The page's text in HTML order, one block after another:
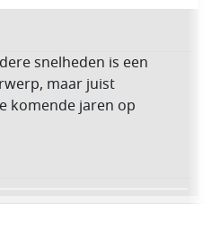
snelheden is een
maar juist
komende jaren op